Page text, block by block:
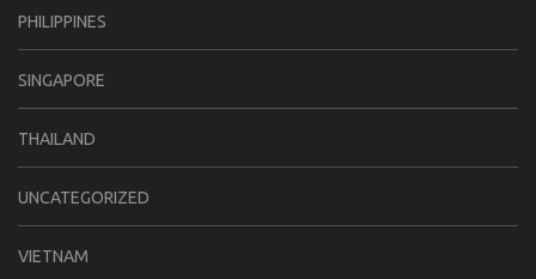
PHILIPPINES
SINGAPORE
THAILAND
UNCATEGORIZED
VIETNAM